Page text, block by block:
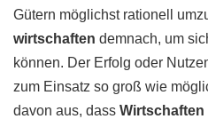
Gütern möglichst rationell
wirtschaften demnach, um
können. Der Erfolg oder
zum Einsatz so groß wie
davon aus, dass Wirtschaften